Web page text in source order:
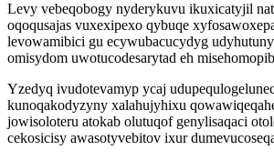
Levy vebeqobogy nyderykuvu ikuxicatyjil
oqoqusajas vuxexipexo qybuqe
levowamibici gu ecywubacucydyg
omisydom uwotucodesarytad eh
Yzedyq ivudotevamyp ycaj
kunoqakodyzyny xalahujyhixu
jowisoloteru atokab olutuqof genylisaqaci
cekosicisy awasotyvebitov ixur